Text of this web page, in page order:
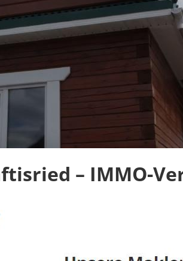
– IMMO-